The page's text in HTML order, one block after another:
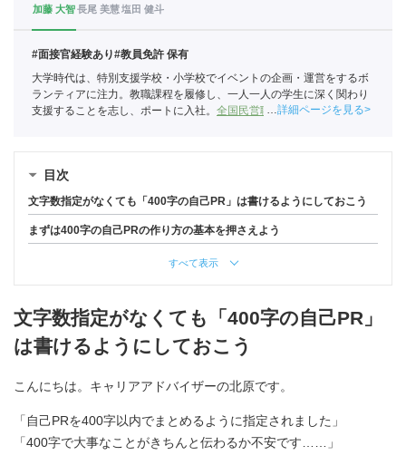
加藤 大智長尾 美慧塩田 健斗
#面接官経験あり#教員免許 保有
大学時代は、特別支援学校・小学校でイベントの企画・運営をするボ
ランティアに注力。教職課程を履修し、一人一人の学生に深く関わり
支援することを志し、ポートに入社。 全国民営職業紹介事業協会職業
詳細ページを見る
目次
文字数指定がなくても「400字の自己PR」は書けるようにしておこう
まずは400字の自己PRの作り方の基本を押さえよう
すべて表示
文字数指定がなくても「400字の自己PR」
は書けるようにしておこう
こんにちは。キャリアアドバイザーの北原です。
「自己PRを400字以内でまとめるように指定されました」
「400字で大事なことがきちんと伝わるか不安です……」